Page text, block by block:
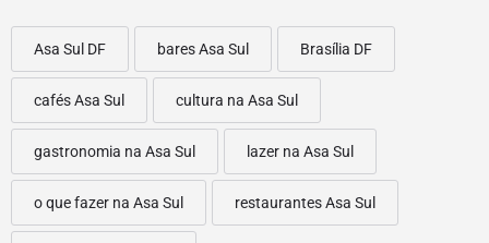
Asa Sul DF bares Asa Sul Brasília DF
cafés Asa Sul cultura na Asa Sul
gastronomia na Asa Sul lazer na Asa Sul
o que fazer na Asa Sul restaurantes Asa Sul